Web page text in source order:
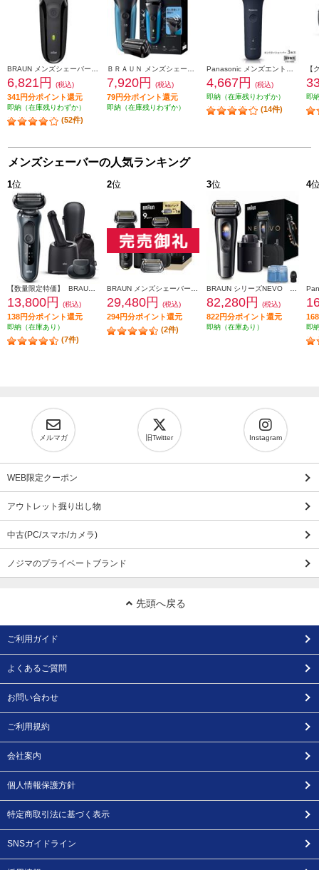
6,821円 (税込)
341円分ポイント還元
即納（在庫残りわずか）
(52件)
7,920円 (税込)
79円分ポイント還元
即納（在庫残りわずか）
4,667円
(税込)
即納（在庫残りわずか）
(14件)
即
メンズシェーバーの人気ランキング
1位
13,800円 (税込)
138円分ポイント還元
即納（在庫あり）
(7件)
2位
29,480円 (税込)
294円分ポイント還元
(2件)
3位
82,280円 (税込)
822円分ポイント還元
即納（在庫あり）
4
即
メルマガ 旧Twitter Instagram
WEB限定クーポン
アウトレット掘り出し物
中古(PC/スマホ/カメラ)
ノジマのプライベートブランド
先頭へ戻る
ご利用ガイド
よくあるご質問
お問い合わせ
ご利用規約
会社案内
個人情報保護方針
特定商取引法に基づく表示
SNSガイドライン